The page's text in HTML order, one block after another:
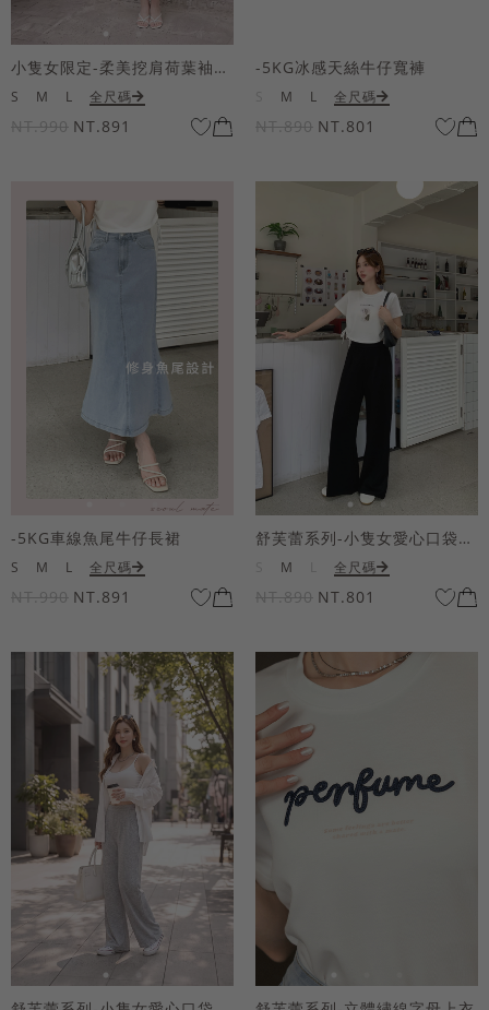
小隻女限定-柔美挖肩荷葉袖魚尾長洋裝
S M L 全尺碼
NT.990 NT.891
-5KG冰感天絲牛仔寬褲
M L 全尺碼
NT.890 NT.801
-5KG車線魚尾牛仔長裙
S M L 全尺碼
NT.990 NT.891
舒芙蕾系列-小隻女愛心口袋寬褲
M 全尺碼
NT.890 NT.801